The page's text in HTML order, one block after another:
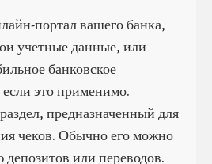
портал вашего банка,
учетные данные, или
банковское
это применимо.
предназначенный для
чеков. Обычно его можно
или переводов.